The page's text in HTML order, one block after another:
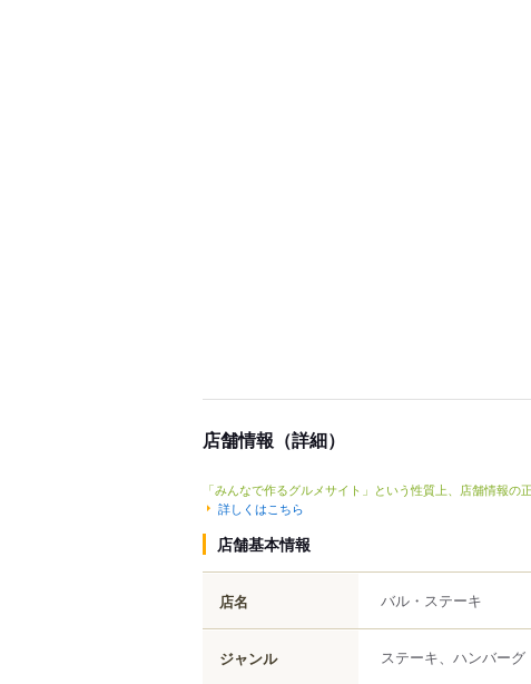
店舗情報（詳細）
「みんなで作るグルメサイト」という性質上、店舗情報の
詳しくはこちら
店舗基本情報
店名 バル・ステーキ
ジャンル ステーキ、ハンバーグ